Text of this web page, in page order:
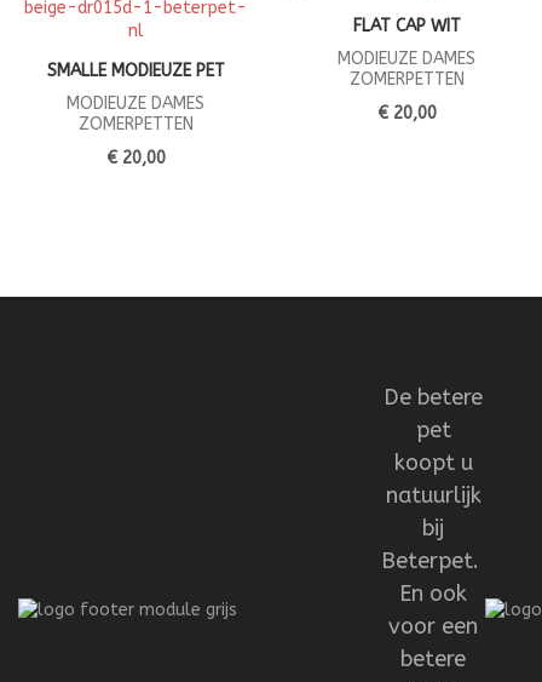
SMALLE MODIEUZE PET
MODIEUZE DAMES
ZOMERPETTEN
€ 20,00
FLAT CAP WIT
MODIEUZE DAMES
ZOMERPETTEN
€ 20,00
De betere
pet
koopt u
natuurlijk
bij
Beterpet.
En ook
voor een
betere